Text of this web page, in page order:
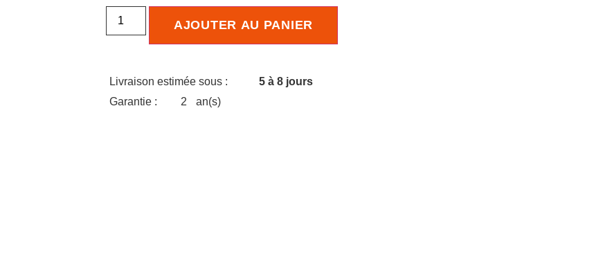
AJOUTER AU PANIER
Livraison estimée sous :
5 à 8 jours
Garantie :
2 an(s)